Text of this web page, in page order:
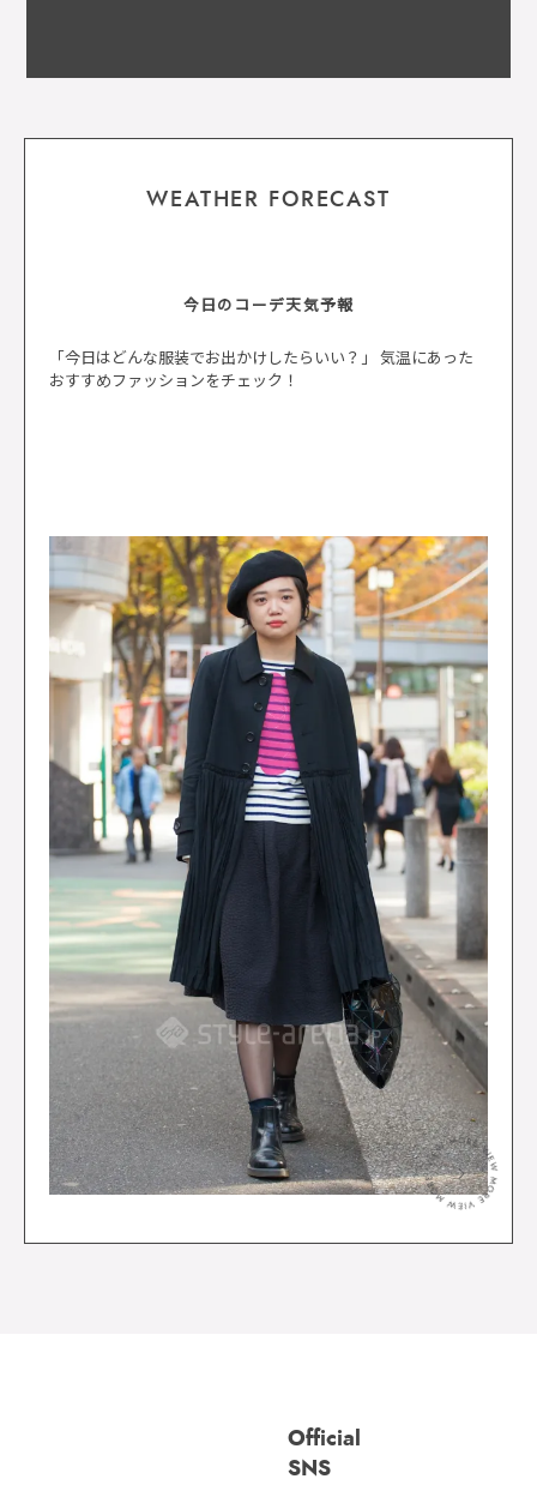
WEATHER FORECAST
今日のコーデ天気予報
「今日はどんな服装でお出かけしたらいい？」 気温にあった
おすすめファッションをチェック！
＞
Official
SNS